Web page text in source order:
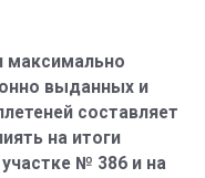
максимально
выданных и
составляет
на итоги
№ 386 и на